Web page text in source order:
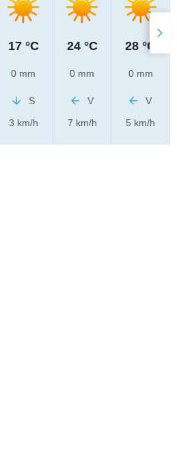
17 °C
0 mm
S
3 km/h
24 °C
0 mm
V
7 km/h
28 °C
0 mm
V
5 km/h